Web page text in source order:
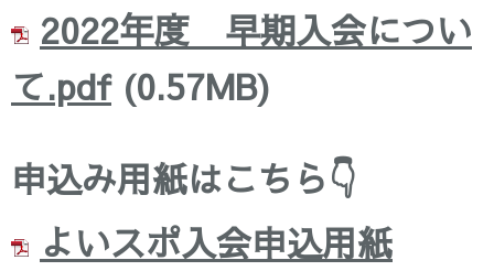
2022年度 早期入会につい
て.pdf(0.57MB)
申込み用紙はこちら👇
よいスポ入会申込用紙